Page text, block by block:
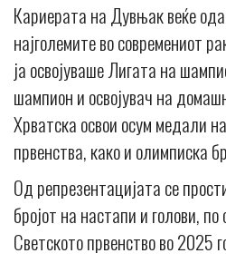
Кариерата на Дувњак веќе
најголемите во современиот
ја освојуваше Лигата на
шампион и освојувач на
Хрватска освои осум медали
првенства, како и олимписка
Од репрезентацијата се
бројот на настапи и голови,
Светското првенство во 2025